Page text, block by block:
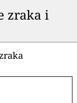
zraka i